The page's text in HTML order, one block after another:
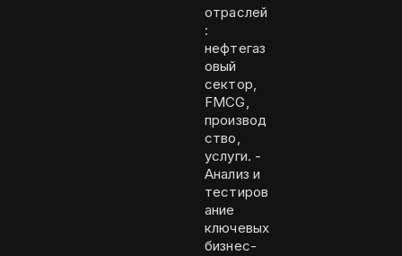
отраслей
:
нефтегаз
овый
сектор,
FMCG,
производ
ство,
услуги. -
Анализ и
тестиров
ание
ключевых
бизнес-